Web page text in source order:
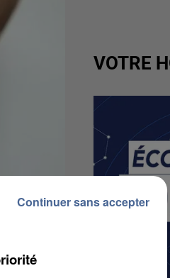
VOTRE
Continuer sans accepter